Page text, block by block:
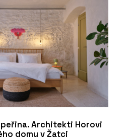
peřina. Architekti Horovi
domu v Žatci